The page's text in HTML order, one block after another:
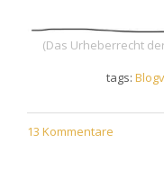
(Das Urheberrecht
tags:
13 Kommentare